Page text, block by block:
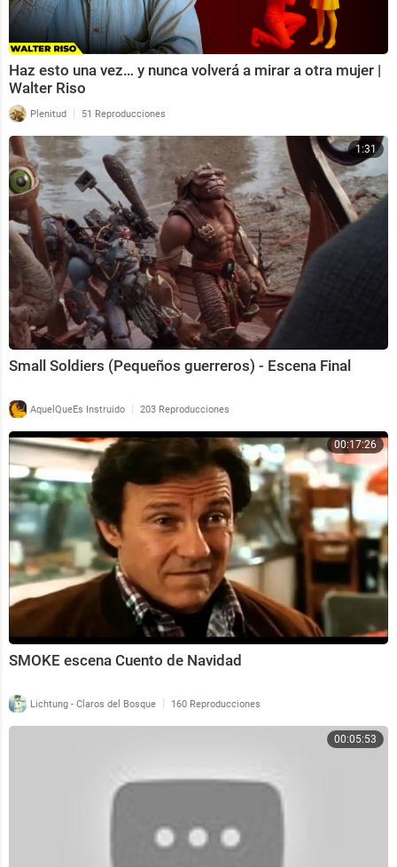
Haz esto una vez… y nunca volverá a mirar a otra mujer |
Walter Riso
Plenitud | 51 Reproducciones
1:31
Small Soldiers (Pequeños guerreros) - Escena Final
AquelQueEs Instruido | 203 Reproducciones
00:17:26
SMOKE escena Cuento de Navidad
Lichtung - Claros del Bosque | 160 Reproducciones
00:05:53